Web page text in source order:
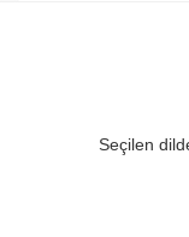
Seçilen